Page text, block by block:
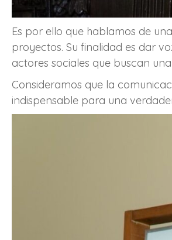
Es por ello que hablamos de
proyectos. Su finalidad es dar
actores sociales que buscan
Consideramos que la
indispensable para una